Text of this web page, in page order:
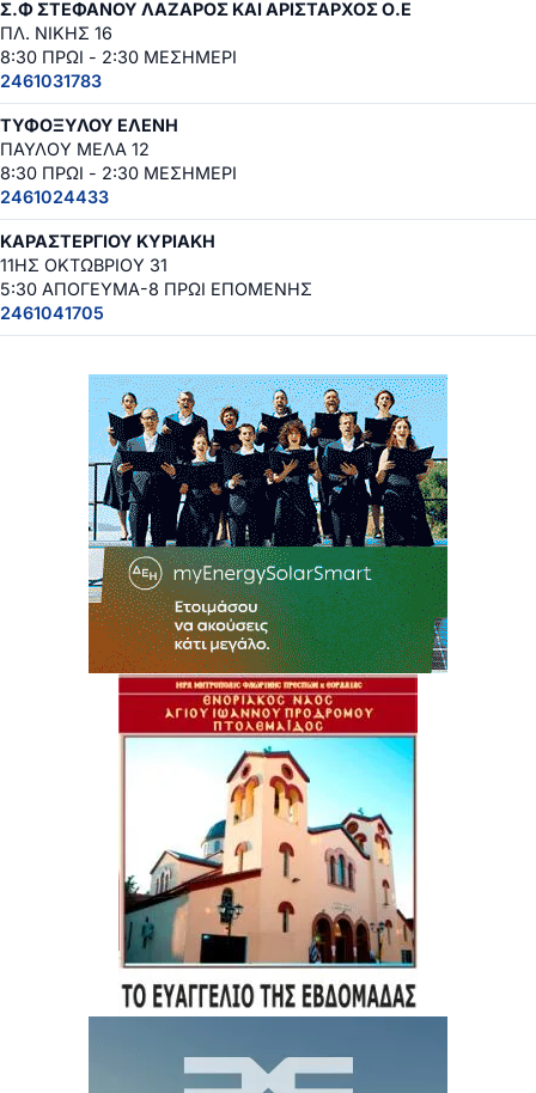
Σ.Φ ΣΤΕΦΑΝΟΥ ΛΑΖΑΡΟΣ ΚΑΙ ΑΡΙΣΤΑΡΧΟΣ Ο.Ε
ΠΛ. ΝΙΚΗΣ 16
8:30 ΠΡΩΙ - 2:30 ΜΕΣΗΜΕΡΙ
2461031783
ΤΥΦΟΞΥΛΟΥ ΕΛΕΝΗ
ΠΑΥΛΟΥ ΜΕΛΑ 12
8:30 ΠΡΩΙ - 2:30 ΜΕΣΗΜΕΡΙ
2461024433
ΚΑΡΑΣΤΕΡΓΙΟΥ ΚΥΡΙΑΚΗ
11ΗΣ ΟΚΤΩΒΡΙΟΥ 31
5:30 ΑΠΟΓΕΥΜΑ-8 ΠΡΩΙ ΕΠΟΜΕΝΗΣ
2461041705